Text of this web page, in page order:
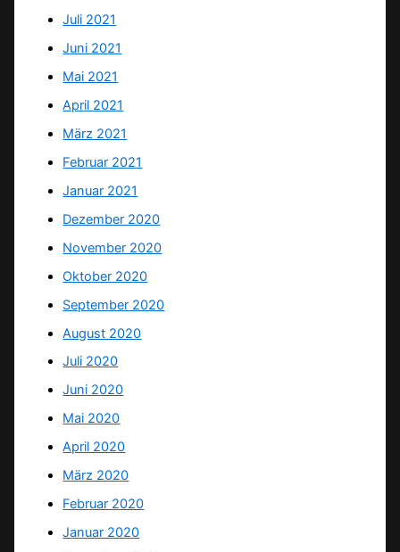
Juli 2021
Juni 2021
Mai 2021
April 2021
März 2021
Februar 2021
Januar 2021
Dezember 2020
November 2020
Oktober 2020
September 2020
August 2020
Juli 2020
Juni 2020
Mai 2020
April 2020
März 2020
Februar 2020
Januar 2020